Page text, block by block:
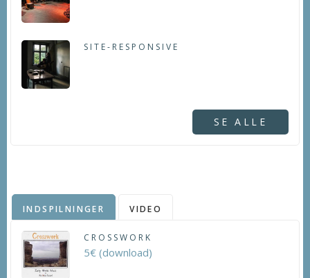
SITE-RESPONSIVE
SE ALLE
INDSPILNINGER VIDEO
CROSSWORK
5€ (download)